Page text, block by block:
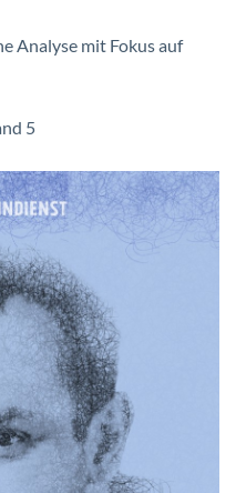
Analyse mit Fokus auf
5